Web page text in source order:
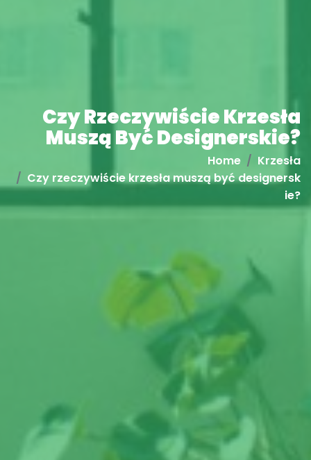
Czy Rzeczywiście Krzesła
Muszą Być Designerskie?
Home
Krzesła
Czy rzeczywiście krzesła muszą być designersk
ie?